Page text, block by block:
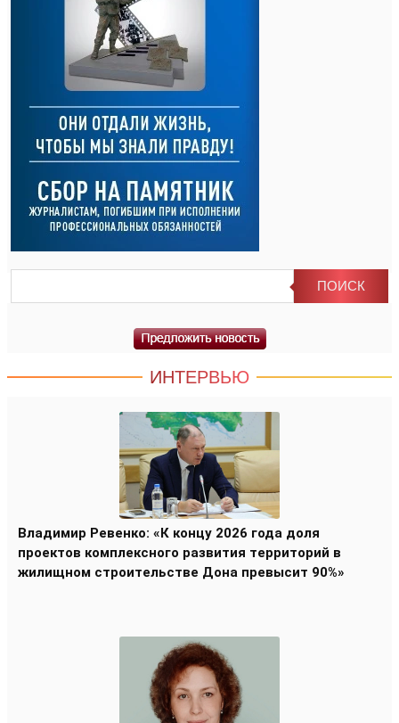
ИНТЕРВЬЮ
Владимир Ревенко: «К концу 2026 года доля
проектов комплексного развития территорий в
жилищном строительстве Дона превысит 90%»